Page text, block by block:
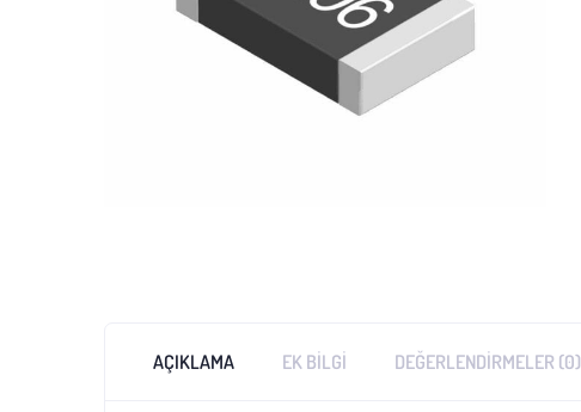
AÇIKLAMA EK BILGI DEĞERLENDIRMELER (0)